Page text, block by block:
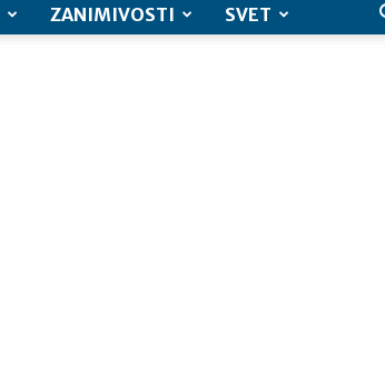
ZANIMIVOSTI SVET